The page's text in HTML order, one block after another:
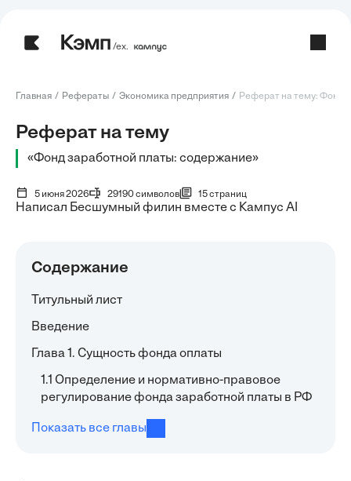
/ех.
Главная Рефераты Экономика предприятия Реферат на тему: Фонд
Реферат на тему
«Фонд заработной платы: содержание»
5 июня 2026 29190 символов 15 страниц
Написал Бесшумный филин вместе с Кампус AI
Содержание
Титульный лист
Введение
Глава 1. Сущность фонда оплаты
1.1 Определение и нормативно-правовое
регулирование фонда заработной платы в РФ
Показать все главы